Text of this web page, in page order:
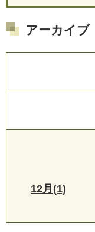
アーカイブ
12月(1)